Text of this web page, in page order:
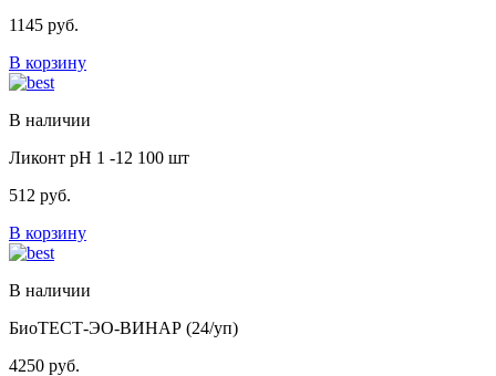
1145 руб.
В корзину
В наличии
Ликонт рН 1 -12 100 шт
512 руб.
В корзину
В наличии
БиоТЕСТ-ЭО-ВИНАР (24/уп)
4250 руб.